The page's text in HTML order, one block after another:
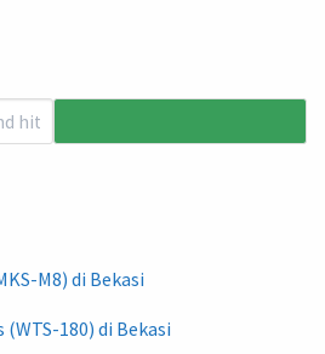
M8) di Bekasi
180) di Bekasi